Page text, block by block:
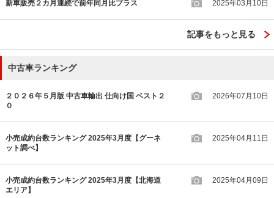
新車販売２カ月連続で前年同月比プラス 2025年03月10日
記事をもっと見る
中古車ランキング
２０２６年５月版 中古車輸出 仕向け国 ベスト２
０
2026年07月10日
小売成約台数ランキング 2025年3月度【グーネ
ット調べ】
2025年04月11日
小売成約台数ランキング 2025年3月度【北海道
エリア】
2025年04月09日